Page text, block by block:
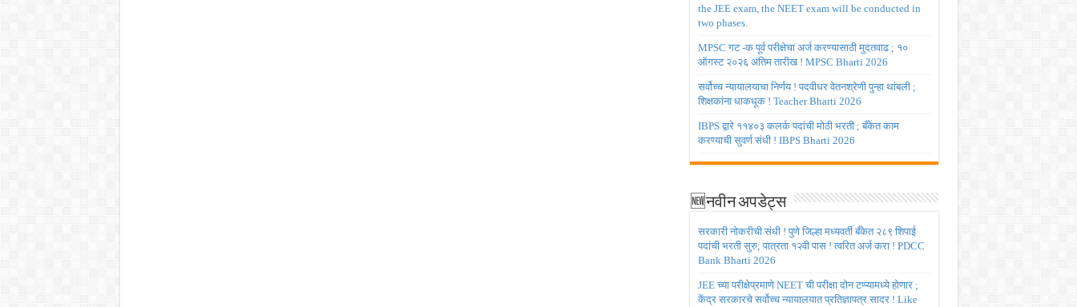
the JEE exam, the NEET exam will be conducted in
two phases.
MPSC गट -क पूर्व परीक्षेचा अर्ज करण्यासाठी मुदतवाढ ; १०
ऑगस्ट २०२६ अंतिम तारीख ! MPSC Bharti 2026
सर्वोच्च न्यायालयाचा निर्णय ! पदवीधर वेतनश्रेणी पुन्हा थांबली ;
शिक्षकांना धाकधूक ! Teacher Bharti 2026
IBPS द्वारे ११४०३ कलर्क पदांची मोठी भरती ; बँकेत काम
करण्याची सुवर्ण संधी ! IBPS Bharti 2026
🆕नवीन अपडेट्स
सरकारी नोकरीची संधी ! पुणे जिल्हा मध्यवर्ती बँकेत २८९ शिपाई
पदांची भरती सुरु; पात्रता १२वी पास ! त्वरित अर्ज करा ! PDCC
Bank Bharti 2026
JEE च्या परीक्षेप्रमाणे NEET ची परीक्षा दोन टप्प्यामध्ये होणार ;
केंद्र सरकारचे सर्वोच्च न्यायालयात प्रतिज्ञापत्र सादर ! Like